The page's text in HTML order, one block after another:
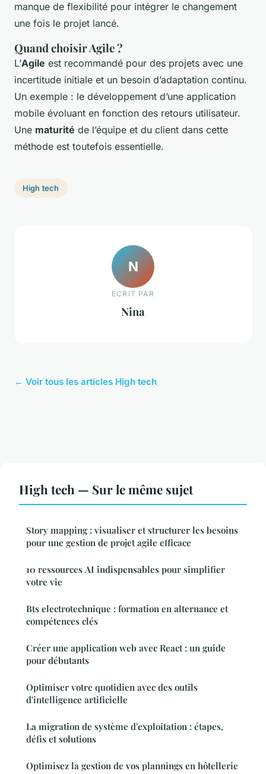
manque de flexibilité pour intégrer le changement
une fois le projet lancé.
Quand choisir Agile ?
L’Agile est recommandé pour des projets avec une
incertitude initiale et un besoin d’adaptation continu.
Un exemple : le développement d’une application
mobile évoluant en fonction des retours utilisateur.
Une maturité de l’équipe et du client dans cette
méthode est toutefois essentielle.
High tech
N
ECRIT PAR
Nina
← Voir tous les articles High tech
High tech — Sur le même sujet
Story mapping : visualiser et structurer les besoins
pour une gestion de projet agile efficace
10 ressources AI indispensables pour simplifier
votre vie
Bts electrotechnique : formation en alternance et
compétences clés
Créer une application web avec React : un guide
pour débutants
Optimiser votre quotidien avec des outils
d'intelligence artificielle
La migration de système d'exploitation : étapes,
défis et solutions
Optimisez la gestion de vos plannings en hôtellerie